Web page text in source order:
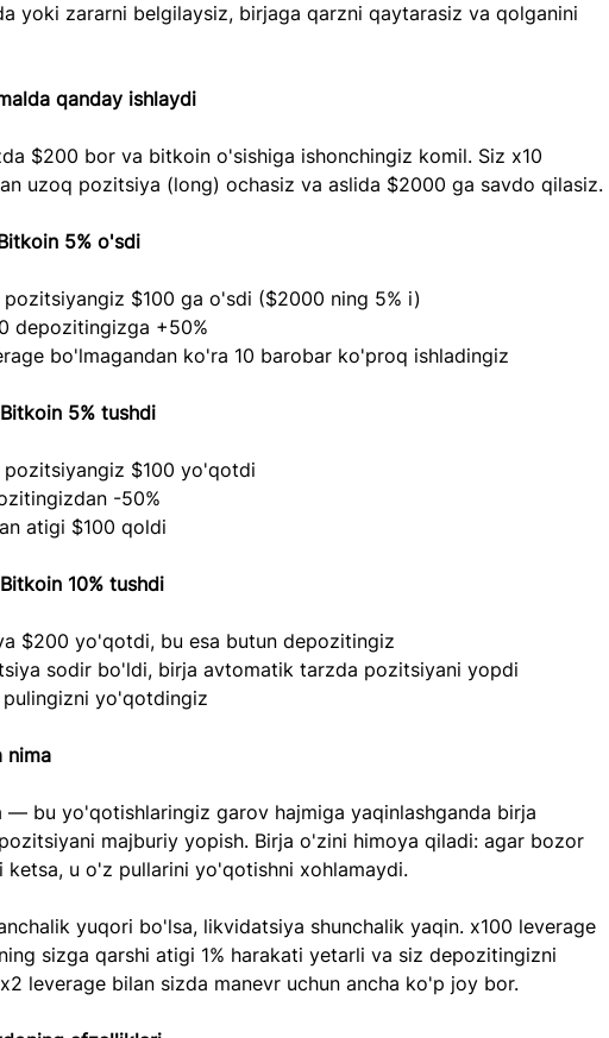
yoki zararni belgilaysiz, birjaga qarzni qaytarasiz va qolganini
qanday ishlaydi
$200 bor va bitkoin o'sishiga ishonchingiz komil. Siz x10
uzoq pozitsiya (long) ochasiz va aslida $2000 ga savdo qilasiz.
5% o'sdi
pozitsiyangiz $100 ga o'sdi ($2000 ning 5% i)
depozitingizga +50%
bo'lmagandan ko'ra 10 barobar ko'proq ishladingiz
5% tushdi
pozitsiyangiz $100 yo'qotdi
-50%
atigi $100 qoldi
10% tushdi
$200 yo'qotdi, bu esa butun depozitingiz
sodir bo'ldi, birja avtomatik tarzda pozitsiyani yopdi
yo'qotdingiz
nima
— bu yo'qotishlaringiz garov hajmiga yaqinlashganda birja
majburiy yopish. Birja o'zini himoya qiladi: agar bozor
ketsa, u o'z pullarini yo'qotishni xohlamaydi.
yuqori bo'lsa, likvidatsiya shunchalik yaqin. x100 leverage
sizga qarshi atigi 1% harakati yetarli va siz depozitingizni
leverage bilan sizda manevr uchun ancha ko'p joy bor.